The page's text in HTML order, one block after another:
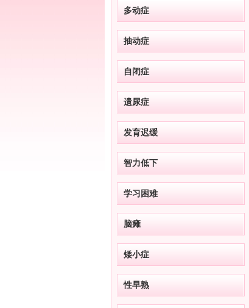
多动症
抽动症
自闭症
遗尿症
发育迟缓
智力低下
学习困难
脑瘫
矮小症
性早熟